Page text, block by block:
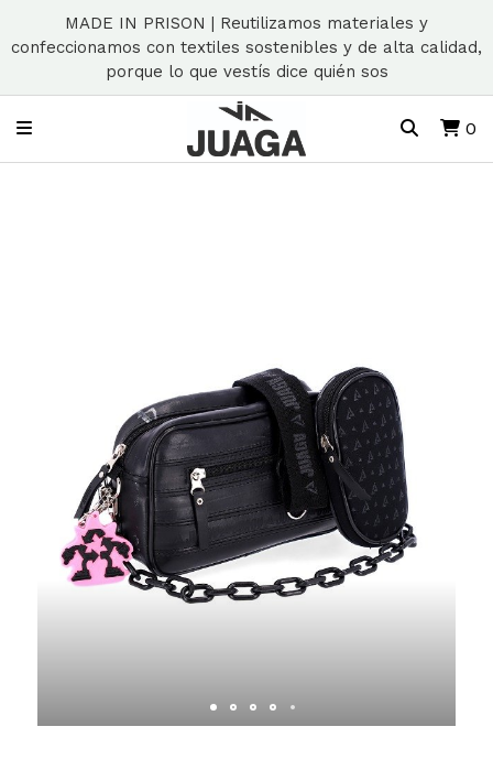
MADE IN PRISON | Reutilizamos materiales y
confeccionamos con textiles sostenibles y de alta calidad,
porque lo que vestís dice quién sos
0